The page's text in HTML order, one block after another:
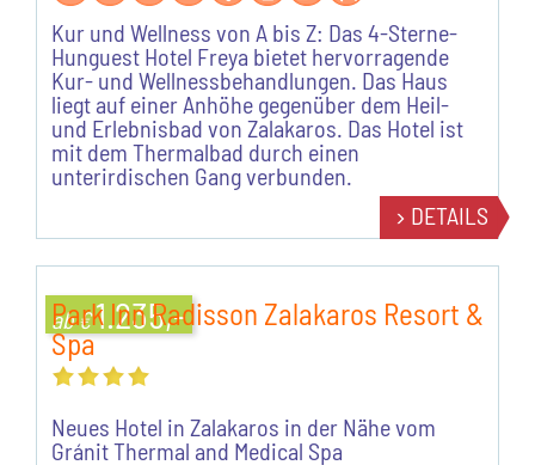
DETAILS
Kur und Wellness von A bis Z: Das 4-Sterne-
Hunguest Hotel Freya bietet hervorragende
Kur- und Wellnessbehandlungen. Das Haus
liegt auf einer Anhöhe gegenüber dem Heil-
und Erlebnisbad von Zalakaros. Das Hotel ist
mit dem Thermalbad durch einen
unterirdischen Gang verbunden.
ab €1.235,-
Park Inn Radisson Zalakaros Resort &
Spa
Neues Hotel in Zalakaros in der Nähe vom
Gránit Thermal and Medical Spa